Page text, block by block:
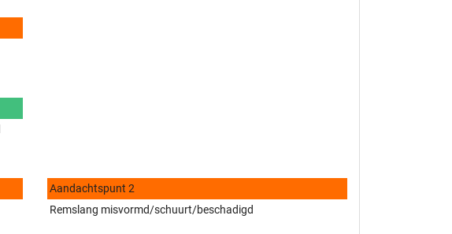
Aandachtspunt 2
Remslang misvormd/schuurt/beschadigd